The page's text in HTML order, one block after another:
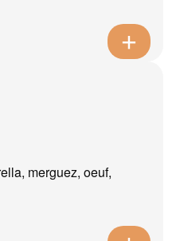
merguez, oeuf,